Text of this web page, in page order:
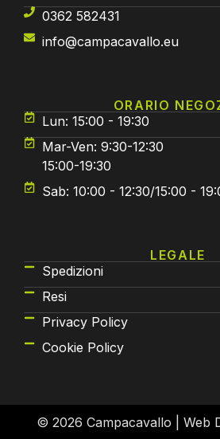
0362 582431
info@campacavallo.eu
ORARIO
Lun: 15:00 - 19:30
Mar-Ven: 9:30-12:30
15:00-19:30
Sab: 10:00 - 12:30/15:00 -
LEGALE
Spedizioni
Resi
Privacy Policy
Cookie Policy
© 2026 Campacavallo | Web